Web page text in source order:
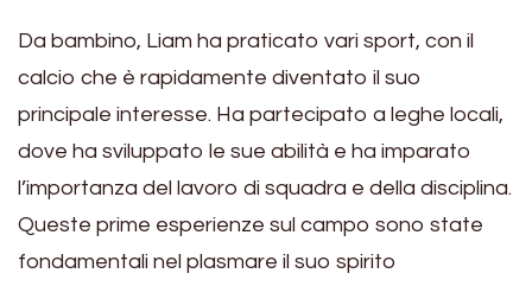
Da bambino, Liam ha praticato vari sport, con il
calcio che è rapidamente diventato il suo
principale interesse. Ha partecipato a leghe locali,
dove ha sviluppato le sue abilità e ha imparato
l’importanza del lavoro di squadra e della disciplina.
Queste prime esperienze sul campo sono state
fondamentali nel plasmare il suo spirito